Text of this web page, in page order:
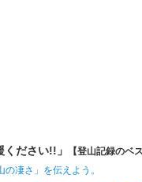
ください!!」
【登山記録のベ
の凄さ」を伝えよう。